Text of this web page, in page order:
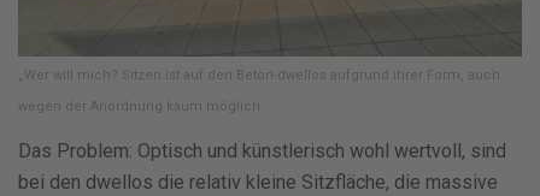
„Wer will mich? Sitzen ist auf den Beton-dwellos aufgrund ihrer Form, auch
wegen der Anordnung kaum möglich.
Das Problem: Optisch und künstlerisch wohl wertvoll, sind
bei den dwellos die relativ kleine Sitzfläche, die massive